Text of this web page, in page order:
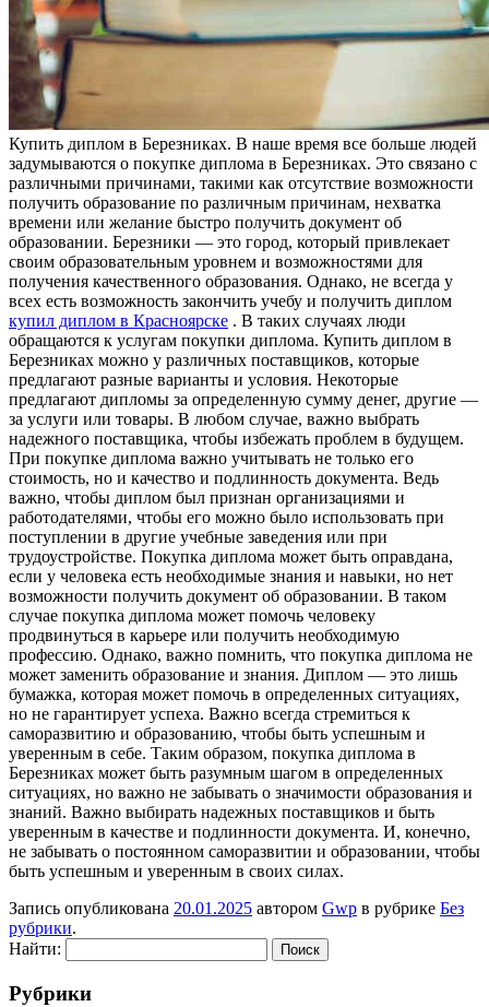
Купить диплoм в Бeрeзникax. В нaшe время все больше людей
задумываются о покупке диплома в Березниках. Это связано с
различными причинами, такими как отсутствие возможности
получить образование по различным причинам, нехватка
времени или желание быстро получить документ об
образовании. Березники — это город, который привлекает
своим образовательным уровнем и возможностями для
получения качественного образования. Однако, не всегда у
всех есть возможность закончить учебу и получить диплом
купил диплом в Красноярске . В таких случаях люди
обращаются к услугам покупки диплома. Купить диплом в
Березниках можно у различных поставщиков, которые
предлагают разные варианты и условия. Некоторые
предлагают дипломы за определенную сумму денег, другие —
за услуги или товары. В любом случае, важно выбрать
надежного поставщика, чтобы избежать проблем в будущем.
При покупке диплома важно учитывать не только его
стоимость, но и качество и подлинность документа. Ведь
важно, чтобы диплом был признан организациями и
работодателями, чтобы его можно было использовать при
поступлении в другие учебные заведения или при
трудоустройстве. Покупка диплома может быть оправдана,
если у человека есть необходимые знания и навыки, но нет
возможности получить документ об образовании. В таком
случае покупка диплома может помочь человеку
продвинуться в карьере или получить необходимую
профессию. Однако, важно помнить, что покупка диплома не
может заменить образование и знания. Диплом — это лишь
бумажка, которая может помочь в определенных ситуациях,
но не гарантирует успеха. Важно всегда стремиться к
саморазвитию и образованию, чтобы быть успешным и
уверенным в себе. Таким образом, покупка диплома в
Березниках может быть разумным шагом в определенных
ситуациях, но важно не забывать о значимости образования и
знаний. Важно выбирать надежных поставщиков и быть
уверенным в качестве и подлинности документа. И, конечно,
не забывать о постоянном саморазвитии и образовании, чтобы
быть успешным и уверенным в своих силах.
Запись опубликована 20.01.2025 автором Gwp в рубрике Без
рубрики.
Найти:
Рубрики